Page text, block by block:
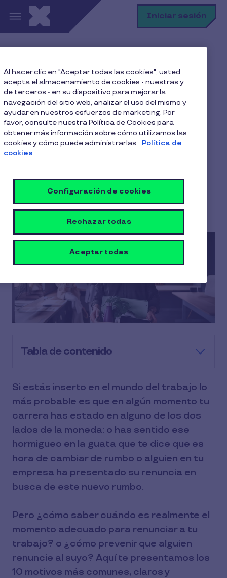
Pasar al contenido principal Iniciar sesión
Rotación de personal
Las 10 Razones Más Comunes de Renuncia Voluntaria
Las 10 Razones Más
Comunes de Renuncia
Voluntaria
8 Min de Lectura 6 Julio 2026
Tabla de contenido
Si estás inserto en el mundo del trabajo lo
más probable es que en algún momento tu
carrera has estado en alguno de los dos
lados de la moneda: o has sentido ese
hormigueo en la guata que te dice que es
hora de cambiar de rumbo o alguien en tu
empresa ha presentado su renuncia en
busca de este nuevo rumbo.
Pero ¿cómo saber cuándo es realmente el
momento adecuado para renunciar a tu
trabajo? o ¿cómo prevenir que alguien
renuncie al suyo? Aquí te presentamos los
10 motivos más comunes, claros y
Al hacer clic en "Aceptar todas las cookies", usted
acepta el almacenamiento de cookies - nuestras y
de terceros - en su dispositivo para mejorar la
navegación del sitio web, analizar el uso del mismo y
ayudar en nuestros esfuerzos de marketing. Por
favor, consulte nuestra Política de Cookies para
obtener más información sobre cómo utilizamos las
cookies y cómo puede administrarlas. Política de
cookies
Configuración de cookies
Rechazar todas
Aceptar todas